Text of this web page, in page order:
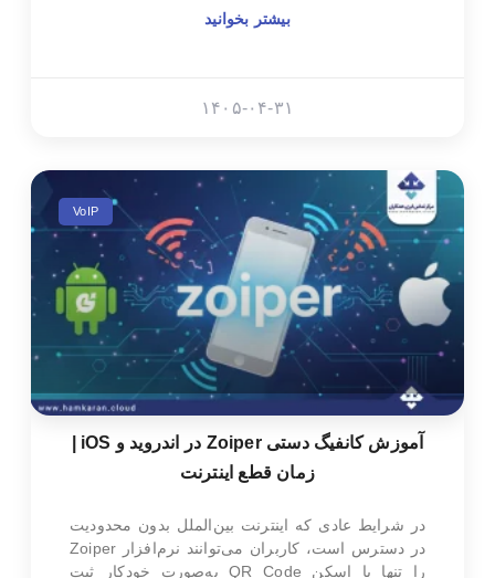
بیشتر بخوانید
۱۴۰۵-۰۴-۳۱
VoIP
زمان قطع اینترنت
در شرایط عادی که اینترنت بین‌الملل بدون محدودیت
در دسترس است، کاربران می‌توانند نرم‌افزار Zoiper
را تنها با اسکن QR Code به‌صورت خودکار ثبت